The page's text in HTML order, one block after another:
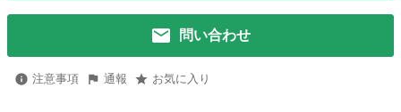
問い合わせ
注意事項 通報 お気に入り